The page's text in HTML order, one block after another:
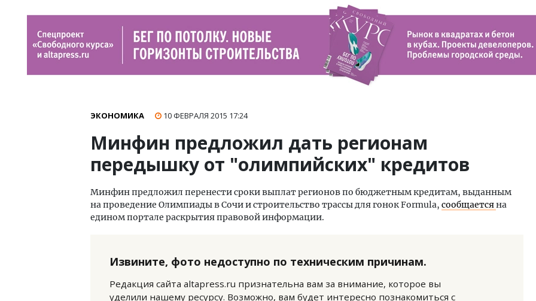
ЭКОНОМИКА 10 ФЕВРАЛЯ 2015 17:24
Минфин предложил дать регионам
передышку от "олимпийских" кредитов
Минфин предложил перенести сроки выплат регионов по бюджетным кредитам, выданным
на проведение Олимпиады в Сочи и строительство трассы для гонок Formula, сообщаетсяна
едином портале раскрытия правовой информации.
Извините, фото недоступно по техническим причинам.
Редакция сайта altapress.ru признательна вам за внимание, которое вы
уделили нашему ресурсу. Возможно, вам будет интересно познакомиться с